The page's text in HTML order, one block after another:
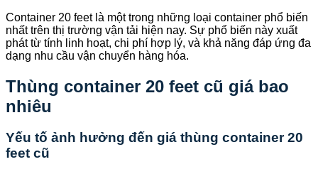
Container 20 feet là một trong những loại container phổ biến
nhất trên thị trường vận tải hiện nay. Sự phổ biến này xuất
phát từ tính linh hoạt, chi phí hợp lý, và khả năng đáp ứng đa
dạng nhu cầu vận chuyển hàng hóa.
Thùng container 20 feet cũ giá bao
nhiêu
Yếu tố ảnh hưởng đến giá thùng container 20
feet cũ